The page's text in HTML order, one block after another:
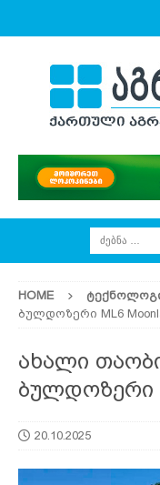
HOME
ბულდოზერი ML6
ახალი
ბულდოზერი
20.10.2025